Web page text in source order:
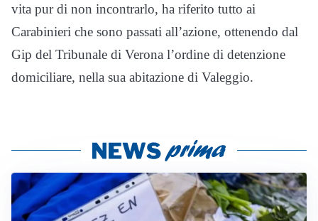
vita pur di non incontrarlo, ha riferito tutto ai
Carabinieri che sono passati all’azione, ottenendo dal
Gip del Tribunale di Verona l’ordine di detenzione
domiciliare, nella sua abitazione di Valeggio.